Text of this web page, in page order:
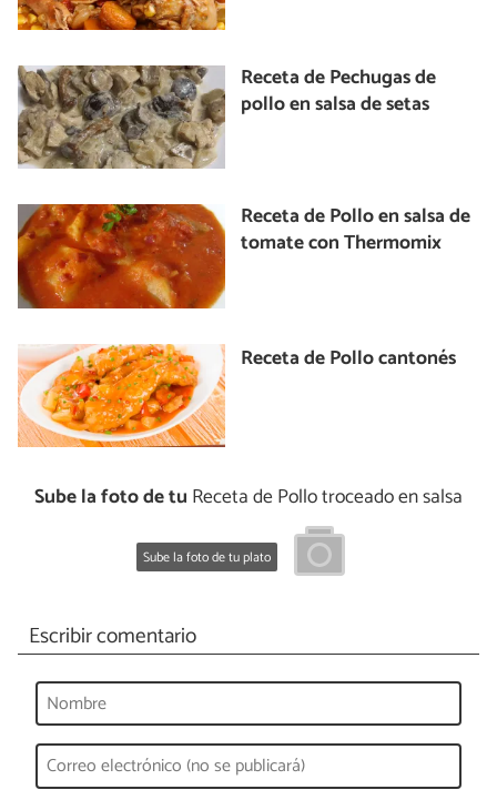
Receta de Pechugas de
pollo en salsa de setas
Receta de Pollo en salsa de
tomate con Thermomix
Receta de Pollo cantonés
Sube la foto de tu Receta de Pollo troceado en salsa
Sube la foto de tu plato
Escribir comentario